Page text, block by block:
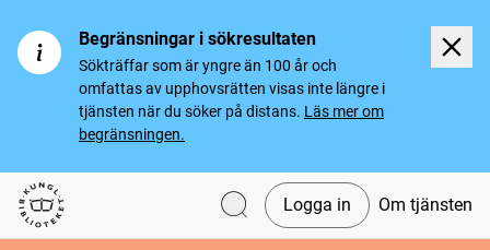
Begränsningar i sökresultaten
Sökträffar som är yngre än 100 år och
omfattas av upphovsrätten visas inte längre i
tjänsten när du söker på distans. Läs mer om
begränsningen.
Svenska tidningar
Logga in Om tjänsten